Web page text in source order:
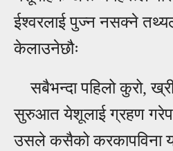
ईश्वरलाई पुज्न नसक्ने
केलाउनेछौः
सबैभन्दा पहिलो कुरो,
सुरुआत येशूलाई ग्रहण
उसले कसैको करकापविना